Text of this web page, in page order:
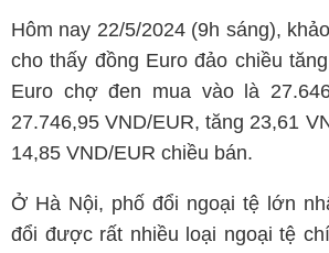
Hôm nay 22/5/2024 (9h sáng),
cho thấy đồng Euro đảo chiều
Euro chợ đen mua vào là
27.746,95 VND/EUR, tăng 23,61
14,85 VND/EUR chiều bán.
Ở Hà Nội, phố đổi ngoại tệ lớn
đổi được rất nhiều loại ngoại tệ